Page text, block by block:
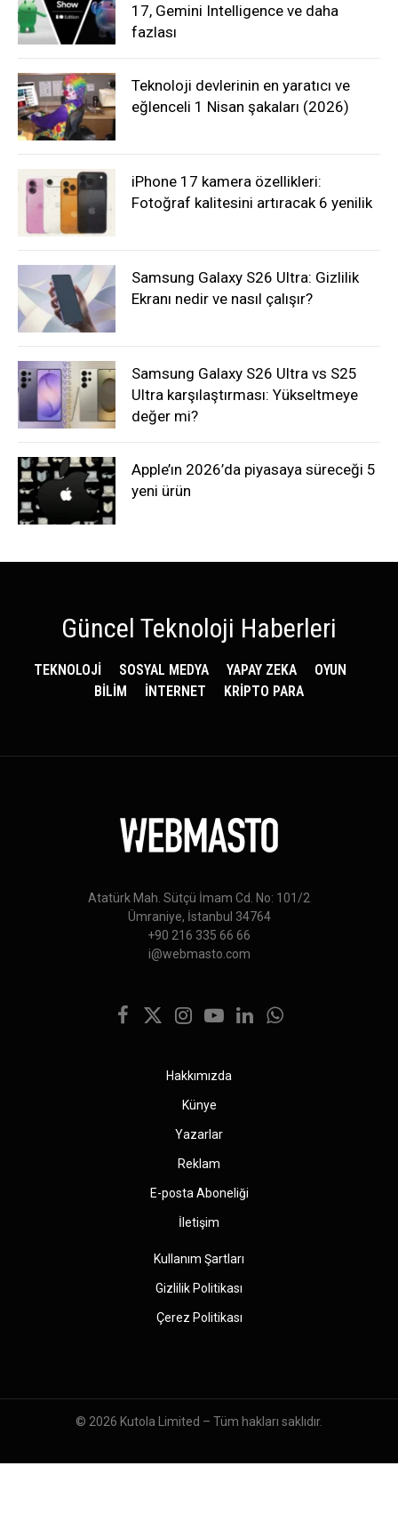
17, Gemini Intelligence ve daha
fazlası
Teknoloji devlerinin en yaratıcı ve
eğlenceli 1 Nisan şakaları (2026)
iPhone 17 kamera özellikleri:
Fotoğraf kalitesini artıracak 6 yenilik
Samsung Galaxy S26 Ultra: Gizlilik
Ekranı nedir ve nasıl çalışır?
Samsung Galaxy S26 Ultra vs S25
Ultra karşılaştırması: Yükseltmeye
değer mi?
Apple’ın 2026’da piyasaya süreceği 5
yeni ürün
Güncel Teknoloji Haberleri
TEKNOLOJİ SOSYAL MEDYA YAPAY ZEKA
OYUN
BİLİM
İNTERNET KRİPTO PARA
Atatürk Mah. Sütçü İmam Cd. No: 101/2
Ümraniye, İstanbul 34764
+90 216 335 66 66
i@webmasto.com
Facebook
X
Instagram
YouTubeLinkedInWhatsApp
Hakkımızda
Künye
Yazarlar
Reklam
E-posta Aboneliği
İletişim
Kullanım Şartları
Gizlilik Politikası
Çerez Politikası
© 2026 Kutola Limited – Tüm hakları saklıdır.